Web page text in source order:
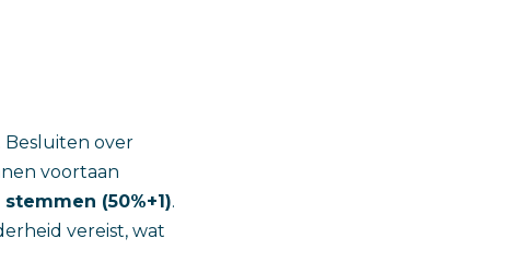
Besluiten over
voortaan
(50%+1).
vereist, wat